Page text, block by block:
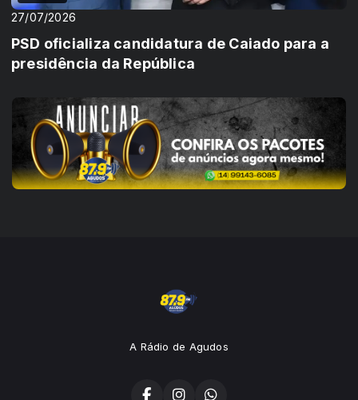
27/07/2026
PSD oficializa candidatura de Caiado para a
presidência da República
A Rádio de Agudos